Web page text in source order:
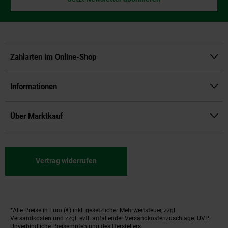
Zahlarten im Online-Shop
Informationen
Über Marktkauf
Vertrag widerrufen
Fußnoten
*Alle Preise in Euro (€) inkl. gesetzlicher Mehrwertsteuer, zzgl.
Versandkosten und zzgl. evtl. anfallender Versandkostenzuschläge. UVP:
Unverbindliche Preisempfehlung des Herstellers.